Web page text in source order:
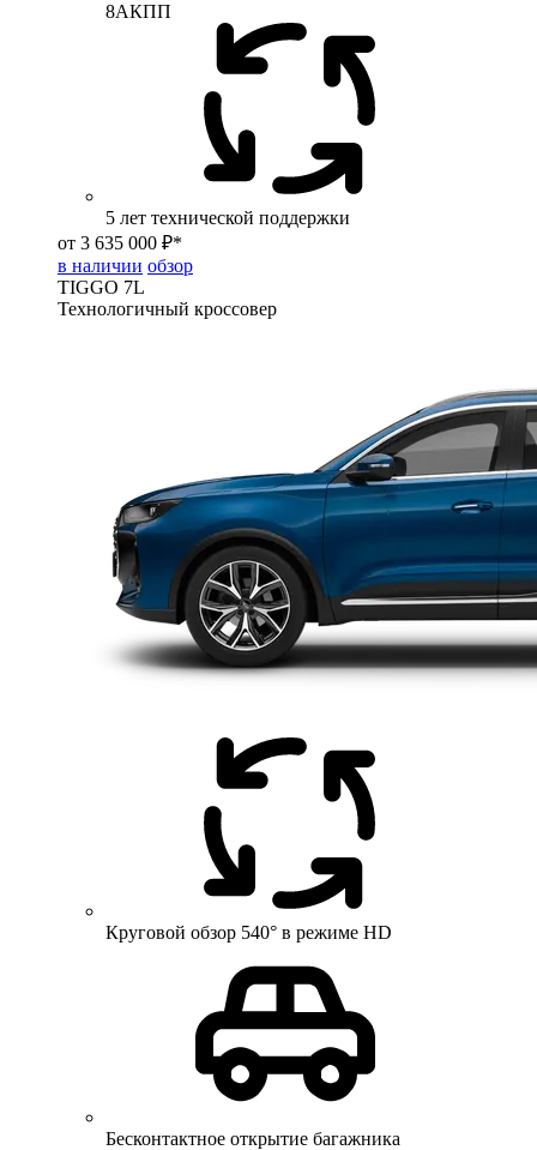
8АКПП
5 лет технической поддержки
от 3 635 000 ₽*
в наличии обзор
TIGGO 7L
Технологичный кроссовер
Круговой обзор 540° в режиме HD
Бесконтактное открытие багажника